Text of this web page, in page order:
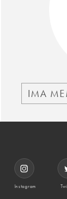
IMA
Instagram